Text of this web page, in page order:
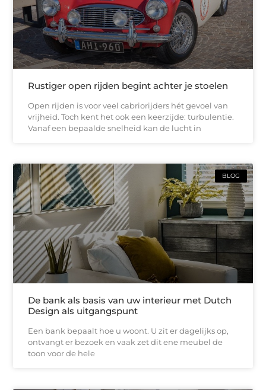
Rustiger open rijden begint achter je stoelen
Open rijden is voor veel cabriorijders hét gevoel van
vrijheid. Toch kent het ook een keerzijde: turbulentie.
Vanaf een bepaalde snelheid kan de lucht in
BLOG
De bank als basis van uw interieur met Dutch
Design als uitgangspunt
Een bank bepaalt hoe u woont. U zit er dagelijks op,
ontvangt er bezoek en vaak zet dit ene meubel de
toon voor de hele